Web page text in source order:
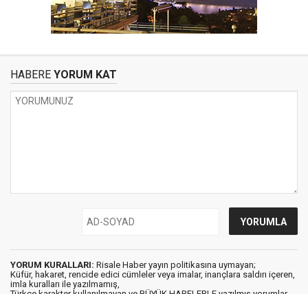
HABERE YORUM KAT
YORUM KURALLARI: Risale Haber yayın politikasına uymayan;
Küfür, hakaret, rencide edici cümleler veya imalar, inançlara saldırı içeren,
imla kuralları ile yazılmamış,